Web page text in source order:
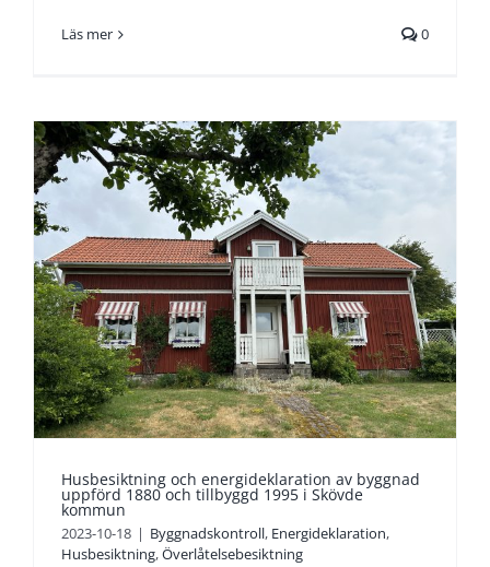
Läs mer 0
Husbesiktning och energideklaration av byggnad
uppförd 1880 och tillbyggd 1995 i Skövde
kommun
2023-10-18 | Byggnadskontroll, Energideklaration,
Husbesiktning,Överlåtelsebesiktning